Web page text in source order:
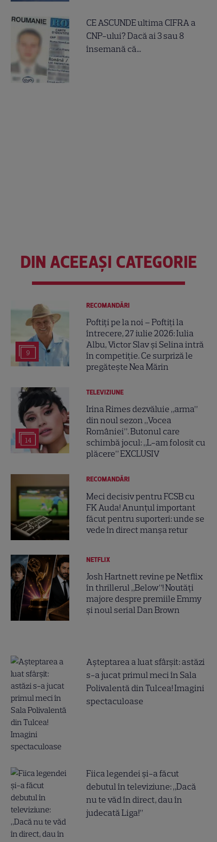
CE ASCUNDE ultima CIFRA a
CNP-ului? Dacă ai 3 sau 8
însemană că...
DIN ACEEAȘI CATEGORIE
9
RECOMANDĂRI
Poftiți pe la noi – Poftiți la
întrecere, 27 iulie 2026: Iulia
Albu, Victor Slav și Selina intră
în competiție. Ce surpriză le
pregătește Nea Mărin
14
TELEVIZIUNE
Irina Rimes dezvăluie „arma”
din noul sezon „Vocea
României”. Butonul care
schimbă jocul: „L-am folosit cu
plăcere” EXCLUSIV
RECOMANDĂRI
Meci decisiv pentru FCSB cu
FK Auda! Anunțul important
făcut pentru suporteri: unde se
vede în direct manșa retur
NETFLIX
Josh Hartnett revine pe Netflix
în thrillerul „Below”! Noutăți
majore despre premiile Emmy
și noul serial Dan Brown
Așteptarea a luat sfârșit: astăzi
s-a jucat primul meci în Sala
Polivalentă din Tulcea! Imagini
spectaculoase
Fiica legendei și-a făcut
debutul în televiziune: „Dacă
nu te văd în direct, dau în
judecată Liga!”